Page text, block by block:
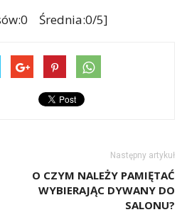
Średnia:0/5]
Następny artykuł
O CZYM NALEŻY PAMIĘTAĆ
WYBIERAJĄC DYWANY DO
SALONU?